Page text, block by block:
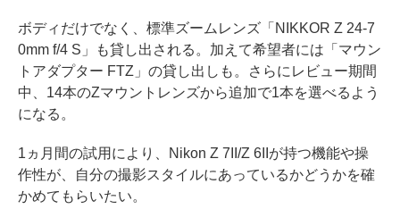
ボディだけでなく、標準ズームレンズ「NIKKOR Z 24-7
0mm f/4 S」も貸し出される。加えて希望者には「マウン
トアダプター FTZ」の貸し出しも。さらにレビュー期間
中、14本のZマウントレンズから追加で1本を選べるよう
になる。
1ヵ月間の試用により、Nikon Z 7II/Z 6IIが持つ機能や操
作性が、自分の撮影スタイルにあっているかどうかを確
かめてもらいたい。